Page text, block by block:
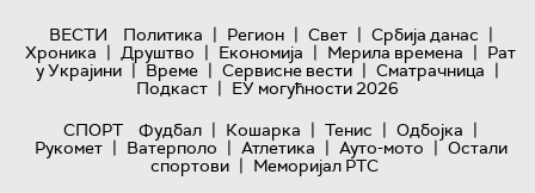
ВЕСТИ Политика | Регион | Свет | Србија данас |
Хроника | Друштво | Економија | Мерила времена | Рат
у Украјини | Време | Сервисне вести | Сматрачница |
Подкаст | ЕУ могућности 2026
СПОРТ
Фудбал | Кошарка | Тенис | Одбојка |
Рукомет | Ватерполо | Атлетика | Ауто-мото | Остали
спортови | Меморијал РТС